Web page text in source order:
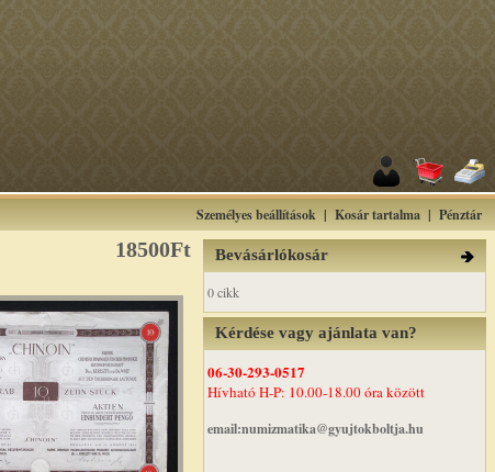
Személyes beállítások | Kosár tartalma | Pénztár
18500Ft Bevásárlókosár
0 cikk
Kérdése vagy ajánlata van?
06-30-293-0517
Hívható H-P: 10.00-18.00 óra között
email:numizmatika@gyujtokboltja.hu